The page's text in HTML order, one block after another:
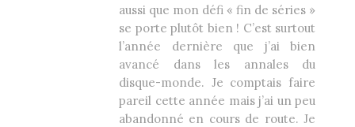
aussi que mon défi « fin de séries »
se porte plutôt bien ! C’est surtout
l’année dernière que j’ai bien
avancé dans les annales du
disque-monde. Je comptais faire
pareil cette année mais j’ai un peu
abandonné en cours de route. Je